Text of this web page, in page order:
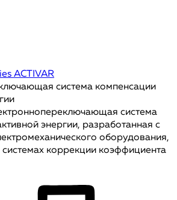
ACTIVAR
система компенсации
система
энергии, разработанная с
оборудования,
системах коррекции коэффициента